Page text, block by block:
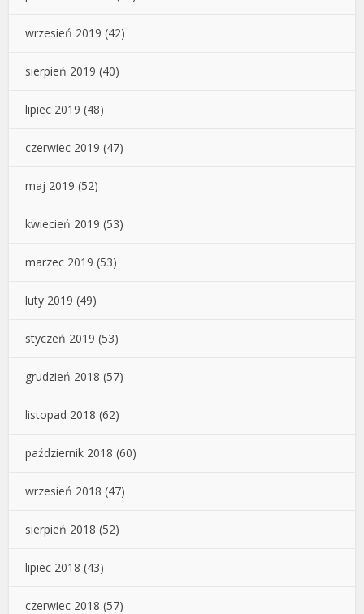
wrzesień 2019 (42)
sierpień 2019 (40)
lipiec 2019 (48)
czerwiec 2019 (47)
maj 2019 (52)
kwiecień 2019 (53)
marzec 2019 (53)
luty 2019 (49)
styczeń 2019 (53)
grudzień 2018 (57)
listopad 2018 (62)
październik 2018 (60)
wrzesień 2018 (47)
sierpień 2018 (52)
lipiec 2018 (43)
czerwiec 2018 (57)